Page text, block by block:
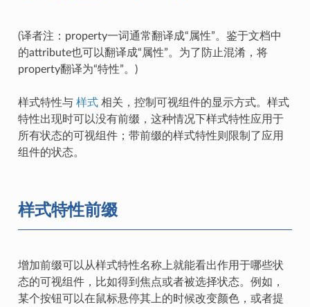
(译者注：property一词通常翻译成“属性”。鉴于文档中
的attribute也可以翻译成“属性”。为了防止混淆，将
property翻译为“特性”。)
样式特性与 样式相关，控制可视组件的显示方式。样式
特性出现时可以没有前缀，这种情况下样式特性应用于
所有状态的可视组件；带前缀的样式特性则限制了应用
组件的状态。
样式特性前缀
增加前缀可以从样式特性名称上就能看出作用于哪些状
态的可视组件，比如得到焦点或者被选择状态。例如，
某个按钮可以在鼠标悬停其上的时候改变颜色，或者提